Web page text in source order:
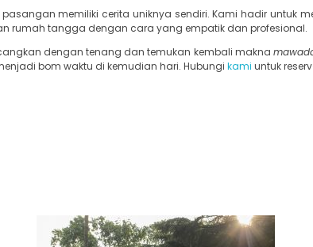
memiliki cerita uniknya sendiri. Kami hadir untuk
rumah tangga dengan cara yang empatik dan profesional.
dengan tenang dan temukan kembali makna
bom waktu di kemudian hari. Hubungi kami untuk